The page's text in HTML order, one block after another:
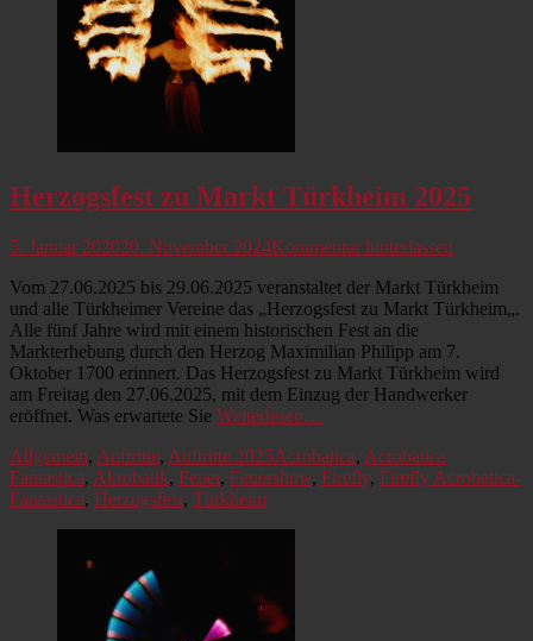
Herzogsfest zu Markt Türkheim 2025
Veröffentlicht
5. Januar 202020. November 2024Kommentar hinterlassen
Vom 27.06.2025 bis 29.06.2025 veranstaltet der Markt Türkheim
und alle Türkheimer Vereine das „Herzogsfest zu Markt Türkheim„.
Alle fünf Jahre wird mit einem historischen Fest an die
Markterhebung durch den Herzog Maximilian Philipp am 7.
Oktober 1700 erinnert. Das Herzogsfest zu Markt Türkheim wird
am Freitag den 27.06.2025, mit dem Einzug der Handwerker
eröffnet. Was erwartete Sie Weiterlesen…
Kategorien
Allgemein, Auftritte, Auftritte 2025Schlagworte
Acrobatica, Acrobatica
Fantastica, Akrobatik, Feuer, Feuershow, Firefly, Firefly Acrobatica-
Fantastica, Herzogsfest, Türkheim